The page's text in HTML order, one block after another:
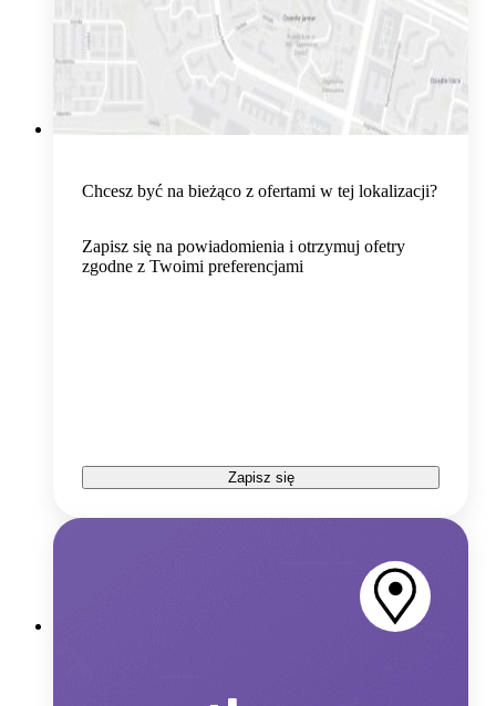
Chcesz być na bieżąco z ofertami w tej lokalizacji?
Zapisz się na powiadomienia i otrzymuj ofetry
zgodne z Twoimi preferencjami
Zapisz się